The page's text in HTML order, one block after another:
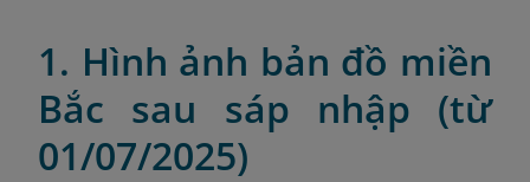
1. Hình ảnh bản đồ miền
Bắc sau sáp nhập (từ
01/07/2025)